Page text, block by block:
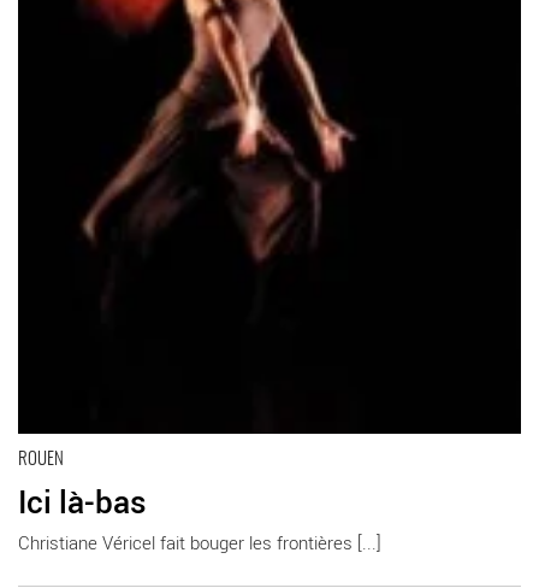
ROUEN
Ici là-bas
Christiane Véricel fait bouger les frontières [...]